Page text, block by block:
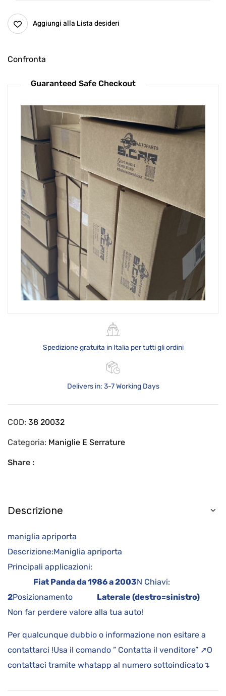
Aggiungi alla Lista desideri
Confronta
Guaranteed Safe Checkout
Spedizione gratuita in Italia per tutti gli ordini
Delivers in: 3-7 Working Days
COD: 38 20032
Categoria: Maniglie E Serrature
Share :
Descrizione
maniglia apriporta
Descrizione:Maniglia apriporta
Principali applicazioni:
Fiat Panda da 1986 a 2003N Chiavi:
2Posizionamento Laterale (destro=sinistro)
Non far perdere valore alla tua auto!
Per qualcunque dubbio o informazione non esitare a
contattarci !Usa il comando ” Contatta il venditore” ➚O
contattaci tramite whatapp al numero sottoindicato↴